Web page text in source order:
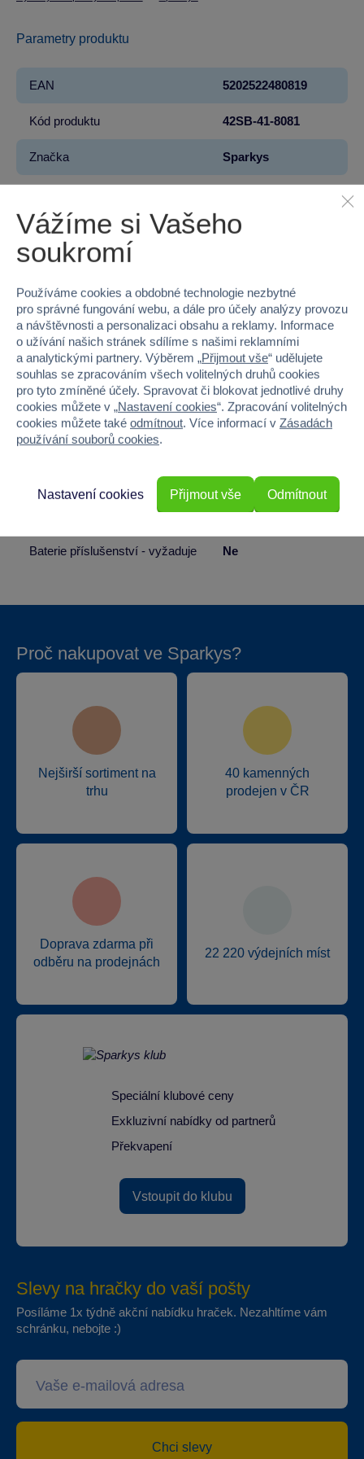
Parametry produktu
EAN 5202522480819
Kód produktu 42SB-41-8081
Značka Sparkys
Řada Cars
Věk od
Pohlaví KLUK
Materiál PLAST
Šířka 17
Výška 28
Hloubka
368
Baterie produktu - vyžaduje Ne
Baterie příslušenství - vyžaduje Ne
Proč nakupovat ve Sparkys?
Nejširší sortiment na
trhu
40 kamenných
prodejen v ČR
Doprava zdarma při
odběru na prodejnách
22 220 výdejních míst
Speciální klubové ceny
Exkluzivní nabídky od partnerů
Překvapení
Vstoupit do klubu
Slevy na hračky do vaší pošty
Posíláme 1x týdně akční nabídku hraček. Nezahltíme vám
schránku, nebojte :)
Chci slevy
Vážíme si Vašeho
soukromí
Používáme cookies a obdobné technologie nezbytné
pro správné fungování webu, a dále pro účely analýzy provozu
a návštěvnosti a personalizaci obsahu a reklamy. Informace
o užívání našich stránek sdílíme s našimi reklamními
a analytickými partnery. Výběrem „Přijmout vše“ udělujete
souhlas se zpracováním všech volitelných druhů cookies
pro tyto zmíněné účely. Spravovat či blokovat jednotlivé druhy
cookies můžete v „Nastavení cookies“. Zpracování volitelných
cookies můžete také odmítnout. Více informací v Zásadách
používání souborů cookies.
Odmítnout
Nastavení cookies Přijmout vše